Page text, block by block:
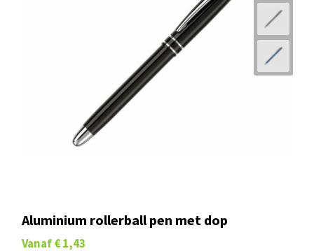
Aluminium rollerball pen met dop
Vanaf € 1,43